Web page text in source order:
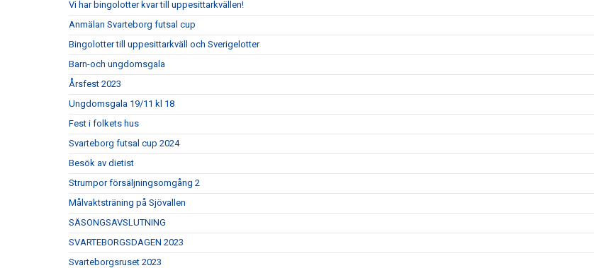
Vi har bingolotter kvar till uppesittarkvällen!
Anmälan Svarteborg futsal cup
Bingolotter till uppesittarkväll och Sverigelotter
Barn-och ungdomsgala
Årsfest 2023
Ungdomsgala 19/11 kl 18
Fest i folkets hus
Svarteborg futsal cup 2024
Besök av dietist
Strumpor försäljningsomgång 2
Målvaktsträning på Sjövallen
SÄSONGSAVSLUTNING
SVARTEBORGSDAGEN 2023
Svarteborgsruset 2023